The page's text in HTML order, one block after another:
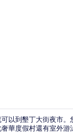
以到墾丁大街夜市
華度假村還有室外